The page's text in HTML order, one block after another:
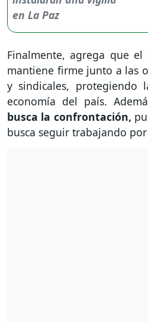
Finalmente, agrega que el
mantiene firme junto a las
y sindicales, protegiendo
economía del país.
busca la confrontación,
busca seguir trabajando